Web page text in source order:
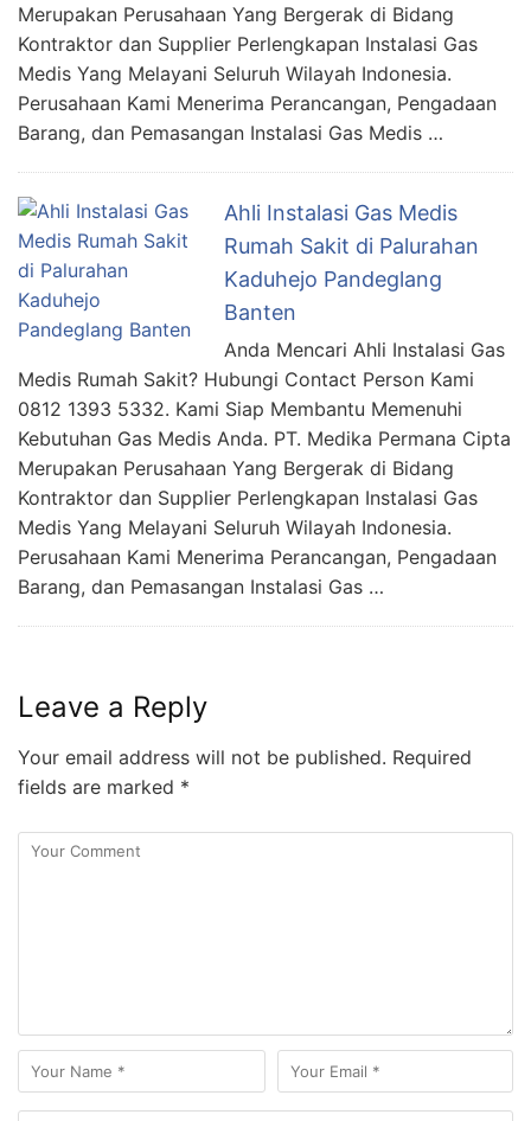
Merupakan Perusahaan Yang Bergerak di Bidang
Kontraktor dan Supplier Perlengkapan Instalasi Gas
Medis Yang Melayani Seluruh Wilayah Indonesia.
Perusahaan Kami Menerima Perancangan, Pengadaan
Barang, dan Pemasangan Instalasi Gas Medis …
Ahli Instalasi Gas Medis
Rumah Sakit di Palurahan
Kaduhejo Pandeglang
Banten
Anda Mencari Ahli Instalasi Gas
Medis Rumah Sakit? Hubungi Contact Person Kami
0812 1393 5332. Kami Siap Membantu Memenuhi
Kebutuhan Gas Medis Anda. PT. Medika Permana Cipta
Merupakan Perusahaan Yang Bergerak di Bidang
Kontraktor dan Supplier Perlengkapan Instalasi Gas
Medis Yang Melayani Seluruh Wilayah Indonesia.
Perusahaan Kami Menerima Perancangan, Pengadaan
Barang, dan Pemasangan Instalasi Gas …
Leave a Reply
Your email address will not be published. Required
fields are marked *